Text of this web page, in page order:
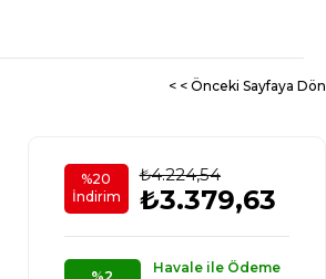
< < Önceki Sayfaya Dön
%20
İndirim
₺4.224,54
₺3.379,63
Havale ile Ödeme
%2